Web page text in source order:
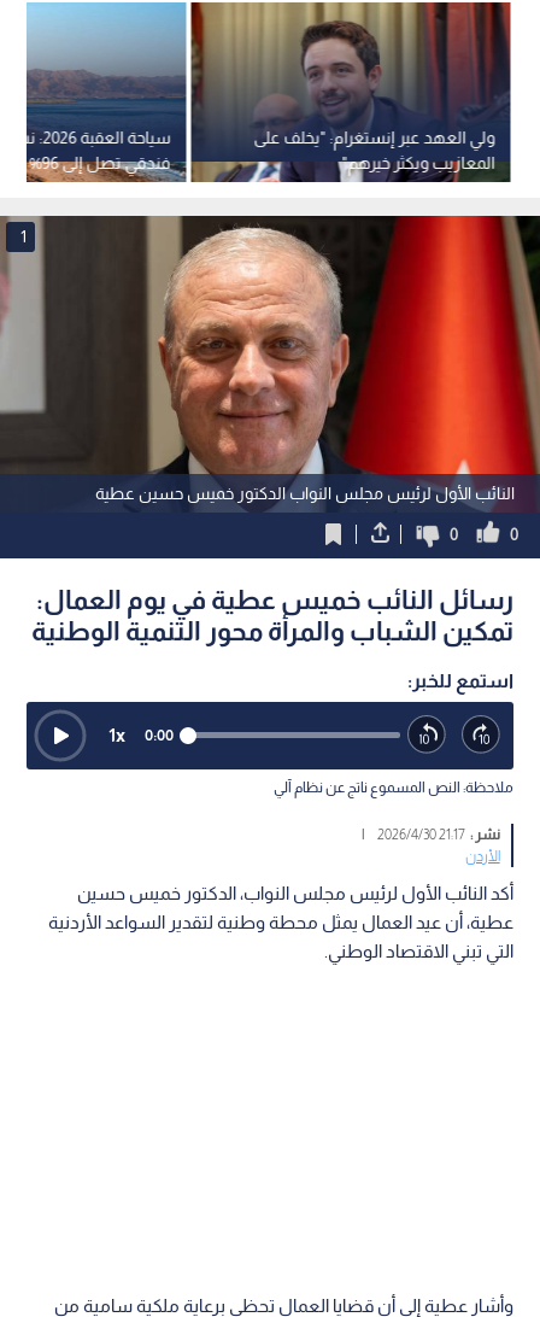
سياحة
فندقي تصل
العمال-فيديو
ولي العهد عبر إنستغرام: "يخلف على
المعازيب ويكثر خيرهم"
النائب الأول لرئيس مجلس النواب الدكتور خميس حسين عطية
1
0
0
رسائل النائب خميس عطية في يوم العمال:
تمكين الشباب والمرأة محور التنمية الوطنية
استمع للخبر:
0:00
1x
ملاحظة: النص المسموع ناتج عن نظام آلي
نشر :21:17 2026/4/30
|
الأردن
أكد النائب الأول لرئيس مجلس النواب، الدكتور خميس حسين
عطية، أن عيد العمال يمثل محطة وطنية لتقدير السواعد الأردنية
التي تبني الاقتصاد الوطني.
وأشار عطية إلى أن قضايا العمال تحظى برعاية ملكية سامية من